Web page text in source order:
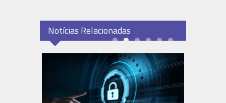
Notícias Relacionadas